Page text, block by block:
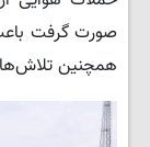
صورت گرفت
همچنین